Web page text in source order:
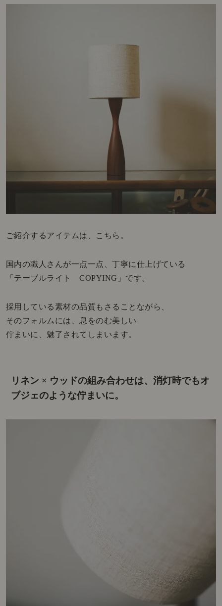
ご紹介するアイテムは、こちら。
国内の職人さんが一点一点、丁寧に仕上げている
「テーブルライト COPYING」です。
採用している素材の品質もさることながら、
そのフォルムには、息をのむ美しい
佇まいに、魅了されてしまいます。
リネン × ウッドの組み合わせは、 消灯時でもオ
ブジェのような佇まいに。